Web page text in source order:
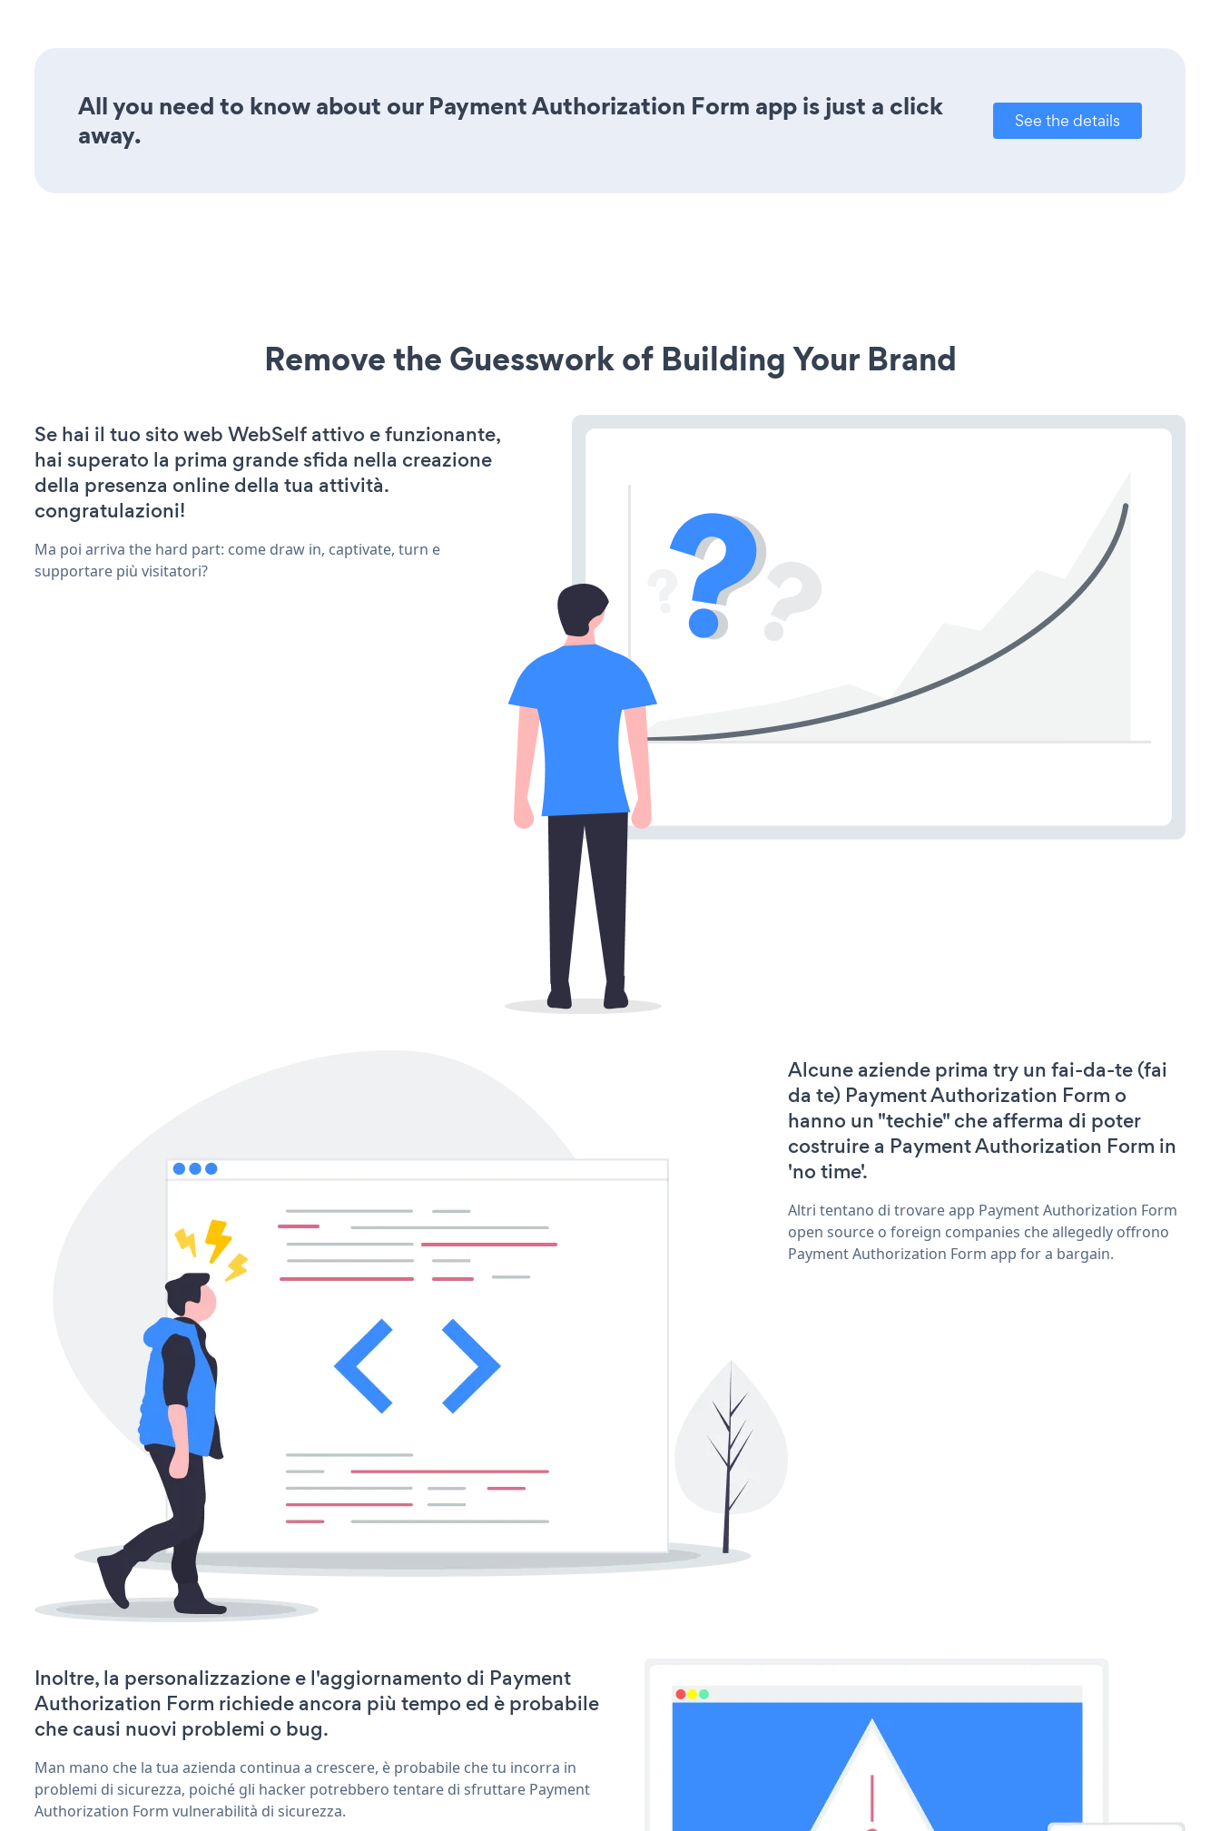
All you need to know about our Payment Authorization Form app is just a click
away.
See the details
Remove the Guesswork of Building Your Brand
Se hai il tuo sito web WebSelf attivo e funzionante,
hai superato la prima grande sfida nella creazione
della presenza online della tua attività.
congratulazioni!
Ma poi arriva the hard part: come draw in, captivate, turn e
supportare più visitatori?
Alcune aziende prima try un fai-da-te (fai
da te) Payment Authorization Form o
hanno un "techie" che afferma di poter
costruire a Payment Authorization Form in
'no time'.
Altri tentano di trovare app Payment Authorization Form
open source o foreign companies che allegedly offrono
Payment Authorization Form app for a bargain.
Inoltre, la personalizzazione e l'aggiornamento di Payment
Authorization Form richiede ancora più tempo ed è probabile
che causi nuovi problemi o bug.
Man mano che la tua azienda continua a crescere, è probabile che tu incorra in
problemi di sicurezza, poiché gli hacker potrebbero tentare di sfruttare Payment
Authorization Form vulnerabilità di sicurezza.